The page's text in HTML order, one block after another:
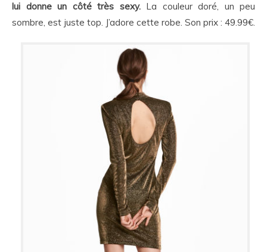
lui donne un côté très sexy.La couleur doré, un peu
sombre, est juste top. J’adore cette robe. Son prix : 49.99€.